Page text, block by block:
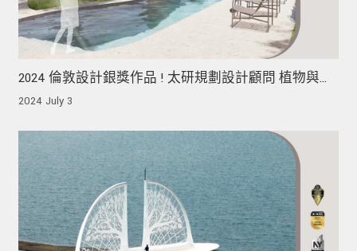
2024 倫敦設計銀獎作品 ! 太研規劃設計顧問 植物與光
影編織出屋頂空間的敘事 為都市叢林中織就一片療癒
2024 July 3